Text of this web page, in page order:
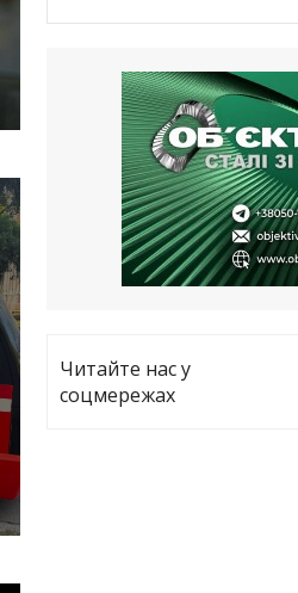
Чугуєва, міста,
все
21.05.2026
«ТЦК порушує
платять!» Як
виключили з
15.05.2026
Читайте нас у
соцмережах